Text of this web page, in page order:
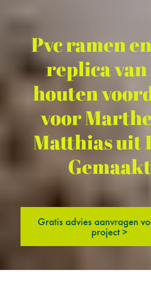
Pvc ramen
replica van
houten
voor
Matthias uit
Gemaakt
Gratis advies aanvragen
project >